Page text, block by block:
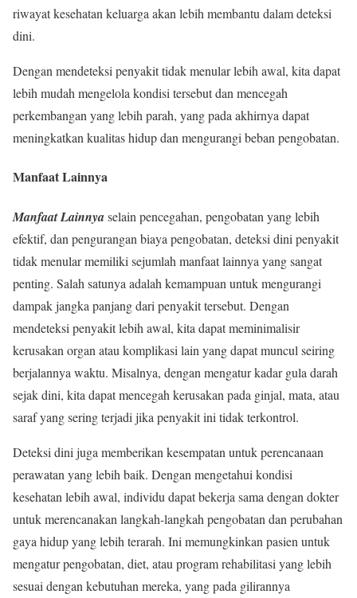
riwayat kesehatan keluarga akan lebih membantu dalam deteksi
dini.
Dengan mendeteksi penyakit tidak menular lebih awal, kita dapat
lebih mudah mengelola kondisi tersebut dan mencegah
perkembangan yang lebih parah, yang pada akhirnya dapat
meningkatkan kualitas hidup dan mengurangi beban pengobatan.
Manfaat Lainnya
Manfaat Lainnyaselain pencegahan, pengobatan yang lebih
efektif, dan pengurangan biaya pengobatan, deteksi dini penyakit
tidak menular memiliki sejumlah manfaat lainnya yang sangat
penting. Salah satunya adalah kemampuan untuk mengurangi
dampak jangka panjang dari penyakit tersebut. Dengan
mendeteksi penyakit lebih awal, kita dapat meminimalisir
kerusakan organ atau komplikasi lain yang dapat muncul seiring
berjalannya waktu. Misalnya, dengan mengatur kadar gula darah
sejak dini, kita dapat mencegah kerusakan pada ginjal, mata, atau
saraf yang sering terjadi jika penyakit ini tidak terkontrol.
Deteksi dini juga memberikan kesempatan untuk perencanaan
perawatan yang lebih baik. Dengan mengetahui kondisi
kesehatan lebih awal, individu dapat bekerja sama dengan dokter
untuk merencanakan langkah-langkah pengobatan dan perubahan
gaya hidup yang lebih terarah. Ini memungkinkan pasien untuk
mengatur pengobatan, diet, atau program rehabilitasi yang lebih
sesuai dengan kebutuhan mereka, yang pada gilirannya